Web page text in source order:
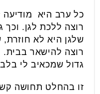
כל ערב היא
רוצה ללכת לגן.
שלגן היא לא
רוצה להישאר בבית.
גדול שמכאיב לי
זו בהחלט תחושה